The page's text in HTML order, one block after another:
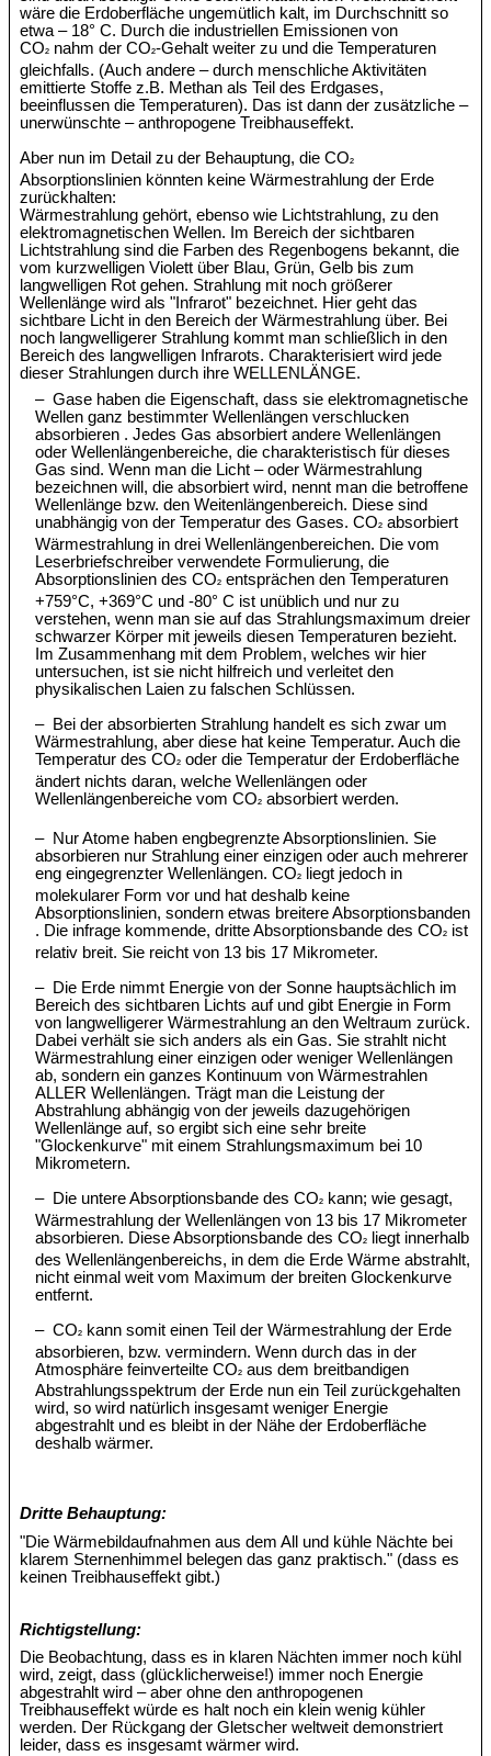
wäre die Erdoberfläche ungemütlich kalt, im Durchschnitt so
etwa – 18° C. Durch die industriellen Emissionen von
CO² nahm der CO²-Gehalt weiter zu und die Temperaturen
gleichfalls. (Auch andere – durch menschliche Aktivitäten
emittierte Stoffe z.B. Methan als Teil des Erdgases,
beeinflussen die Temperaturen). Das ist dann der zusätzliche –
unerwünschte – anthropogene Treibhauseffekt.
Aber nun im Detail zu der Behauptung, die CO²
Absorptionslinien könnten keine Wärmestrahlung der Erde
zurückhalten:
Wärmestrahlung gehört, ebenso wie Lichtstrahlung, zu den
elektromagnetischen Wellen. Im Bereich der sichtbaren
Lichtstrahlung sind die Farben des Regenbogens bekannt, die
vom kurzwelligen Violett über Blau, Grün, Gelb bis zum
langwelligen Rot gehen. Strahlung mit noch größerer
Wellenlänge wird als "Infrarot" bezeichnet. Hier geht das
sichtbare Licht in den Bereich der Wärmestrahlung über. Bei
noch langwelligerer Strahlung kommt man schließlich in den
Bereich des langwelligen Infrarots. Charakterisiert wird jede
dieser Strahlungen durch ihre WELLENLÄNGE.
– Gase haben die Eigenschaft, dass sie elektromagnetische
Wellen ganz bestimmter Wellenlängen verschlucken
absorbieren . Jedes Gas absorbiert andere Wellenlängen
oder Wellenlängenbereiche, die charakteristisch für dieses
Gas sind. Wenn man die Licht – oder Wärmestrahlung
bezeichnen will, die absorbiert wird, nennt man die betroffene
Wellenlänge bzw. den Weitenlängenbereich. Diese sind
unabhängig von der Temperatur des Gases. CO² absorbiert
Wärmestrahlung in drei Wellenlängenbereichen. Die vom
Leserbriefschreiber verwendete Formulierung, die
Absorptionslinien des CO² entsprächen den Temperaturen
+759°C, +369°C und -80° C ist unüblich und nur zu
verstehen, wenn man sie auf das Strahlungsmaximum dreier
schwarzer Körper mit jeweils diesen Temperaturen bezieht.
Im Zusammenhang mit dem Problem, welches wir hier
untersuchen, ist sie nicht hilfreich und verleitet den
physikalischen Laien zu falschen Schlüssen.
– Bei der absorbierten Strahlung handelt es sich zwar um
Wärmestrahlung, aber diese hat keine Temperatur. Auch die
Temperatur des CO² oder die Temperatur der Erdoberfläche
ändert nichts daran, welche Wellenlängen oder
Wellenlängenbereiche vom CO² absorbiert werden.
– Nur Atome haben engbegrenzte Absorptionslinien. Sie
absorbieren nur Strahlung einer einzigen oder auch mehrerer
eng eingegrenzter Wellenlängen. CO² liegt jedoch in
molekularer Form vor und hat deshalb keine
Absorptionslinien, sondern etwas breitere Absorptionsbanden
. Die infrage kommende, dritte Absorptionsbande des CO² ist
relativ breit. Sie reicht von 13 bis 17 Mikrometer.
– Die Erde nimmt Energie von der Sonne hauptsächlich im
Bereich des sichtbaren Lichts auf und gibt Energie in Form
von langwelligerer Wärmestrahlung an den Weltraum zurück.
Dabei verhält sie sich anders als ein Gas. Sie strahlt nicht
Wärmestrahlung einer einzigen oder weniger Wellenlängen
ab, sondern ein ganzes Kontinuum von Wärmestrahlen
ALLER Wellenlängen. Trägt man die Leistung der
Abstrahlung abhängig von der jeweils dazugehörigen
Wellenlänge auf, so ergibt sich eine sehr breite
"Glockenkurve" mit einem Strahlungsmaximum bei 10
Mikrometern.
– Die untere Absorptionsbande des CO² kann; wie gesagt,
Wärmestrahlung der Wellenlängen von 13 bis 17 Mikrometer
absorbieren. Diese Absorptionsbande des CO² liegt innerhalb
des Wellenlängenbereichs, in dem die Erde Wärme abstrahlt,
nicht einmal weit vom Maximum der breiten Glockenkurve
entfernt.
– CO² kann somit einen Teil der Wärmestrahlung der Erde
absorbieren, bzw. vermindern. Wenn durch das in der
Atmosphäre feinverteilte CO² aus dem breitbandigen
Abstrahlungsspektrum der Erde nun ein Teil zurückgehalten
wird, so wird natürlich insgesamt weniger Energie
abgestrahlt und es bleibt in der Nähe der Erdoberfläche
deshalb wärmer.
Dritte Behauptung:
"Die Wärmebildaufnahmen aus dem All und kühle Nächte bei
klarem Sternenhimmel belegen das ganz praktisch." (dass es
keinen Treibhauseffekt gibt.)
Richtigstellung:
Die Beobachtung, dass es in klaren Nächten immer noch kühl
wird, zeigt, dass (glücklicherweise!) immer noch Energie
abgestrahlt wird – aber ohne den anthropogenen
Treibhauseffekt würde es halt noch ein klein wenig kühler
werden. Der Rückgang der Gletscher weltweit demonstriert
leider, dass es insgesamt wärmer wird.